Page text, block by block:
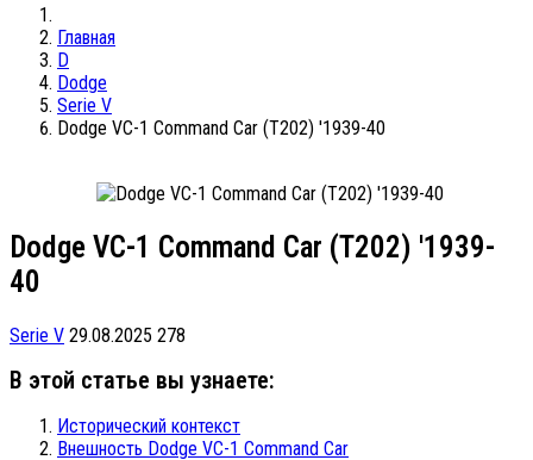
Главная
D
Dodge
Serie V
Dodge VC-1 Command Car (T202) '1939-40
Dodge VC-1 Command Car (T202) '1939-
40
Serie V 29.08.2025 278
В этой статье вы узнаете:
Исторический контекст
Внешность Dodge VC-1 Command Car